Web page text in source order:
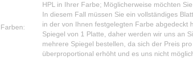
Farben:
HPL in Ihrer Farbe; Möglicherweise möchten
In diesem Fall müssen Sie ein vollständiges
in der von Ihnen festgelegten Farbe abgedeckt
Spiegel von 1 Platte, daher werden wir uns an
mehrere Spiegel bestellen, da sich der Preis
überproportional erhöht und es uns nicht